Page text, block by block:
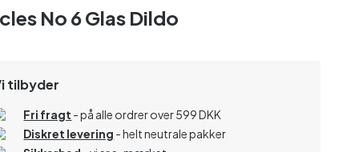
No 6 Glas Dildo
tilbyder
Fri fragt - på alle ordrer over 599 DKK
Diskret levering - helt neutrale pakker